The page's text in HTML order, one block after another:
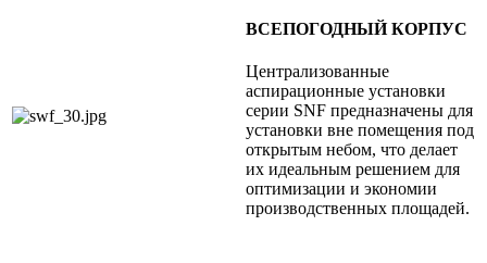
ВСЕПОГОДНЫЙ КОРПУС
Централизованные
аспирационные установки
серии SNF предназначены для
установки вне помещения под
открытым небом, что делает
их идеальным решением для
оптимизации и экономии
производственных площадей.